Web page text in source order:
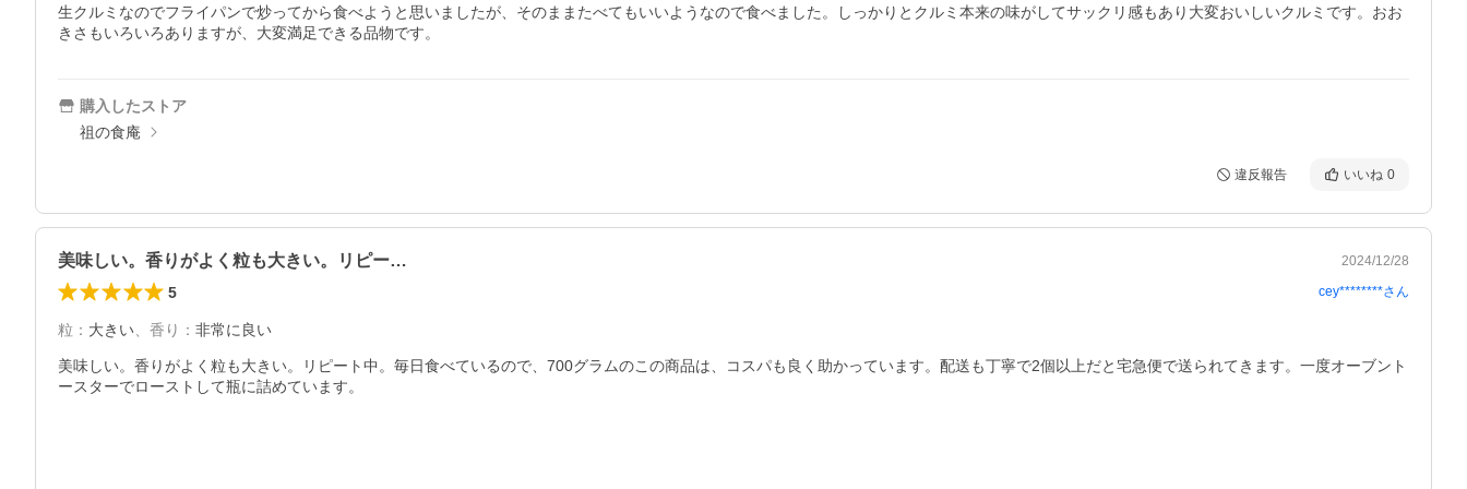
生クルミなのでフライパンで炒ってから食べようと思いましたが、そのままたべてもいいようなので食べました。しっかりとクルミ本来の味がしてサックリ感もあり大変おいしいクルミです。おお
きさもいろいろありますが、大変満足できる品物です。
購入したストア
祖の食庵
違反報告 いいね 0
美味しい。香りがよく粒も大きい。リピー… 2024/12/28
5 cey********さん
粒 ： 大きい、 香り ： 非常に良い
美味しい。香りがよく粒も大きい。リピート中。毎日食べているので、700グラムのこの商品は、コスパも良く助かっています。配送も丁寧で2個以上だと宅急便で送られてきます。一度オーブント
ースターでローストして瓶に詰めています。